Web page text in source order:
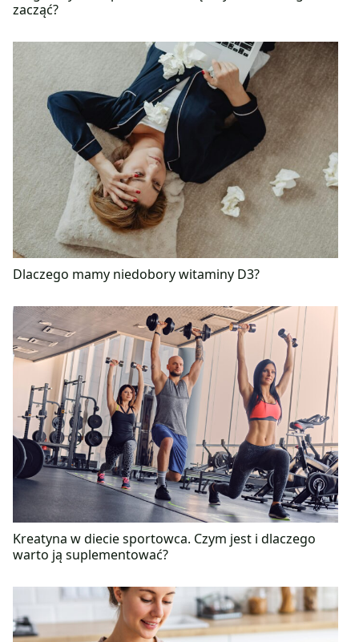
zacząć?
Dlaczego mamy niedobory witaminy D3?
Kreatyna w diecie sportowca. Czym jest i dlaczego
warto ją suplementować?